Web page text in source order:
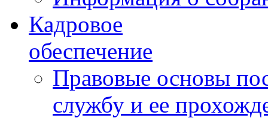
Кадровое
обеспечение
Правовые основы
службу и ее